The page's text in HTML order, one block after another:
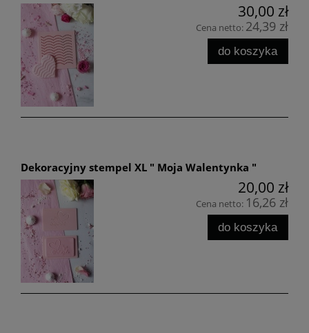
30,00 zł
Cena netto: 24,39 zł
do koszyka
Dekoracyjny stempel XL " Moja Walentynka "
20,00 zł
Cena netto: 16,26 zł
do koszyka